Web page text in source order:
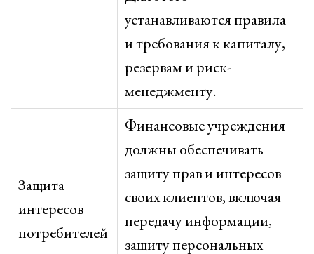
устанавливаются правила
и требования к капиталу,
резервам и риск-
менеджменту.
Защита
интересов
потребителей
Финансовые учреждения
должны обеспечивать
защиту прав и интересов
своих клиентов, включая
передачу информации,
защиту персональных